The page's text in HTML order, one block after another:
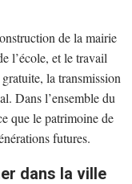
de la mairie
l’école, et le travail
la transmission
Dans l’ensemble du
que le patrimoine de
futures.
dans la ville